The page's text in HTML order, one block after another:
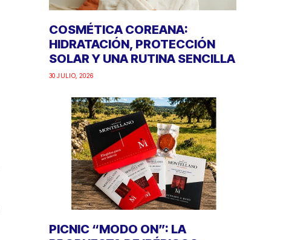
COSMÉTICA COREANA:
HIDRATACIÓN, PROTECCIÓN
SOLAR Y UNA RUTINA SENCILLA
30 JULIO, 2026
PICNIC “MODO ON”: LA